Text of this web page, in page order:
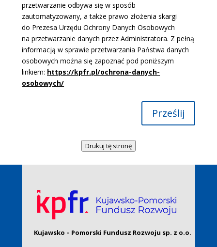
przetwarzanie odbywa się w sposób
zautomatyzowany, a także prawo złożenia skargi
do Prezesa Urzędu Ochrony Danych Osobowych
na przetwarzanie danych przez Administratora. Z pełną
informacją w sprawie przetwarzania Państwa danych
osobowych można się zapoznać pod poniższym
linkiem: https://kpfr.pl/ochrona-danych-
osobowych/
Prześlij
Drukuj tę stronę
Kujawsko – Pomorski Fundusz Rozwoju sp. z o.o.